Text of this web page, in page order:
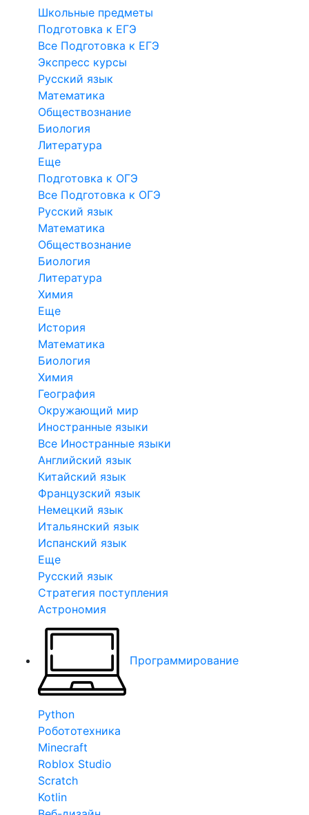
Школьные предметы
Подготовка к ЕГЭ
Все Подготовка к ЕГЭ
Экспресс курсы
Русский язык
Математика
Обществознание
Биология
Литература
Еще
Подготовка к ОГЭ
Все Подготовка к ОГЭ
Русский язык
Математика
Обществознание
Биология
Литература
Химия
Еще
История
Математика
Биология
Химия
География
Окружающий мир
Иностранные языки
Все Иностранные языки
Английский язык
Китайский язык
Французский язык
Немецкий язык
Итальянский язык
Испанский язык
Еще
Русский язык
Стратегия поступления
Астрономия
Программирование
Python
Робототехника
Minecraft
Roblox Studio
Scratch
Kotlin